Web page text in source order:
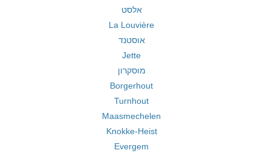
אלסט
La Louvière
אוסטנד
Jette
מוסקרון
Borgerhout
Turnhout
Maasmechelen
Knokke-Heist
Evergem